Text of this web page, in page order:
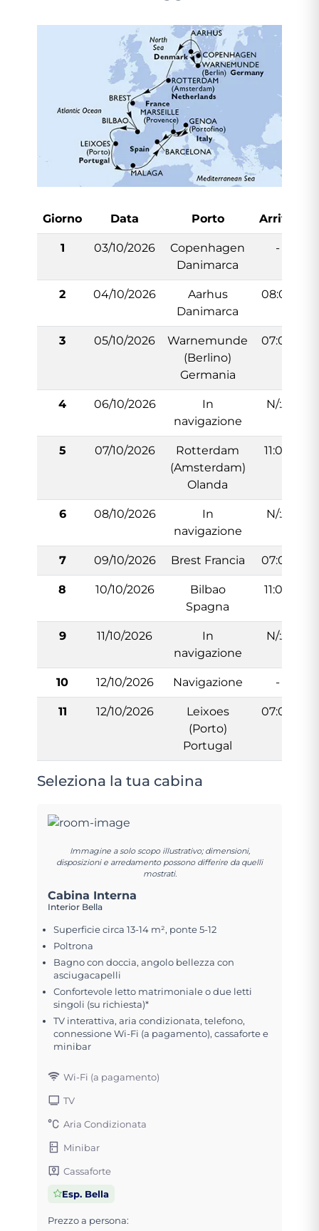
Giorno Data Porto Arrivo
1 03/10/2026
Copenhagen
Danimarca
-
2 04/10/2026
Aarhus
Danimarca
08:00
3 05/10/2026
Warnemunde
(Berlino)
Germania
07:00
4 06/10/2026
In
navigazione
N/:A
5 07/10/2026
Rotterdam
(Amsterdam)
Olanda
11:00
6 08/10/2026
In
navigazione
N/:A
7 09/10/2026 Brest Francia 07:00
8 10/10/2026
Bilbao
Spagna
11:00
9 11/10/2026
In
navigazione
N/:A
10 12/10/2026 Navigazione -
11 12/10/2026
Leixoes
(Porto)
Portugal
07:00
Seleziona la tua cabina
Immagine a solo scopo illustrativo; dimensioni,
disposizioni e arredamento possono differire da quelli
mostrati.
Cabina Interna
Interior Bella
Superficie circa 13-14 m², ponte 5-12
Poltrona
Bagno con doccia, angolo bellezza con
asciugacapelli
Confortevole letto matrimoniale o due letti
singoli (su richiesta)*
TV interattiva, aria condizionata, telefono,
connessione Wi-Fi (a pagamento), cassaforte e
minibar
Wi-Fi (a pagamento)
TV
Aria Condizionata
Minibar
Cassaforte
Esp. Bella
Prezzo a persona: